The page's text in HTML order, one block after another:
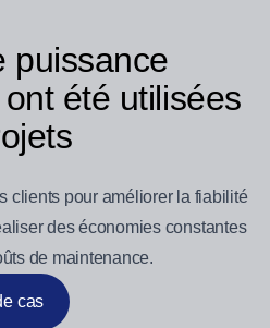
puissance
été utilisées
clients pour améliorer la fiabilité
des économies constantes
de maintenance.
cas